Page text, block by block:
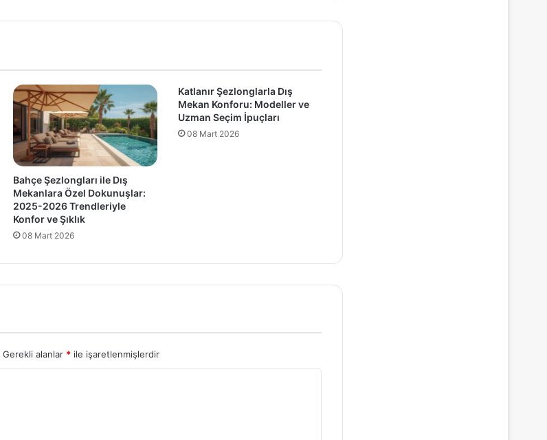
Bahçe Şezlongları ile Dış
Mekanlara Özel Dokunuşlar:
2025-2026 Trendleriyle
Konfor ve Şıklık
08 Mart 2026
Katlanır Şezlonglarla Dış
Mekan Konforu: Modeller ve
Uzman Seçim İpuçları
08 Mart 2026
Gerekli alanlar * ile işaretlenmişlerdir